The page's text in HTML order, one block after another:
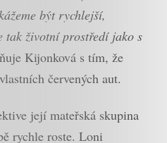
být rychlejší,
tak životní prostředí jako s
Kijonková s tím, že
červených aut.
její mateřská skupina
rychle roste. Loni